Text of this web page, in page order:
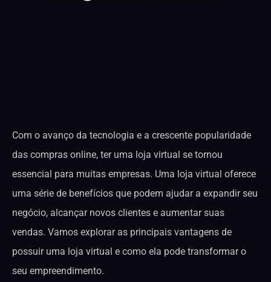
Com o avanço da tecnologia e a crescente popularidade
das compras online, ter uma loja virtual se tornou
essencial para muitas empresas. Uma loja virtual oferece
uma série de benefícios que podem ajudar a expandir seu
negócio, alcançar novos clientes e aumentar suas
vendas. Vamos explorar as principais vantagens de
possuir uma loja virtual e como ela pode transformar o
seu empreendimento.